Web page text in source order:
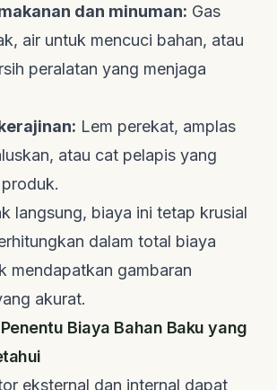
dan minuman: Gas
air untuk mencuci bahan, atau
peralatan yang menjaga
Lem perekat, amplas
atau cat pelapis yang
langsung, biaya ini tetap krusial
dalam total biaya
mendapatkan gambaran
akurat.
Biaya Bahan Baku yang
eksternal dan internal dapat